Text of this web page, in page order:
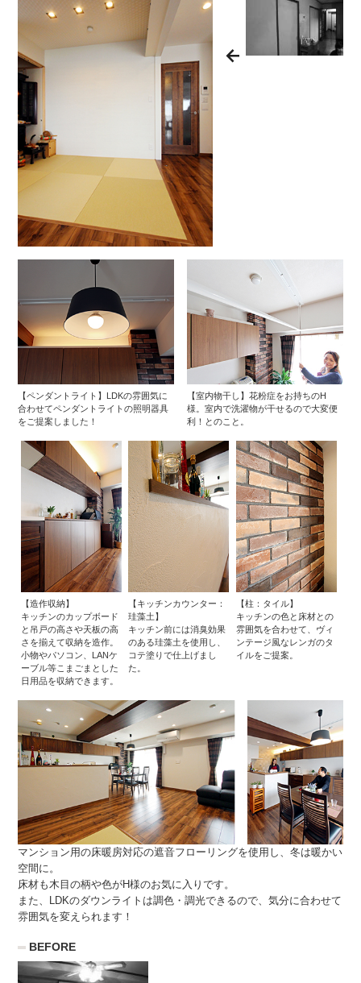
【ペンダントライト】LDKの雰囲気に
合わせてペンダントライトの照明器具
をご提案しました！
【室内物干し】花粉症をお持ちのH
様。室内で洗濯物が干せるので大変便
利！とのこと。
【造作収納】
キッチンのカップボード
と吊戸の高さや天板の高
さを揃えて収納を造作。
小物やパソコン、LANケ
ーブル等こまごまとした
日用品を収納できます。
【キッチンカウンター：
珪藻土】
キッチン前には消臭効果
のある珪藻土を使用し、
コテ塗りで仕上げまし
た。
【柱：タイル】
キッチンの色と床材との
雰囲気を合わせて、ヴィ
ンテージ風なレンガのタ
イルをご提案。
マンション用の床暖房対応の遮音フローリングを使用し、冬は暖かい
空間に。
床材も木目の柄や色がH様のお気に入りです。
また、LDKのダウンライトは調色・調光できるので、気分に合わせて
雰囲気を変えられます！
BEFORE